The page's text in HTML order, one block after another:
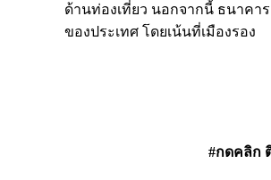
ด้านท่องเที่ยว นอกจากนี้ ธนาคา
ของประเทศ โดยเน้นที่เมืองรอง
#กดคลิก